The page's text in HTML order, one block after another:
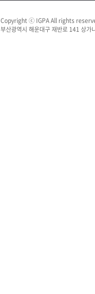
Copyright ⓒ IGPA All rights
부산광역시 해운대구 재반로 141 상